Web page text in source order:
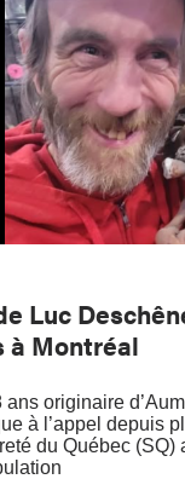
Luc
à Montréal
originaire
à l’appel depuis
du Québec (SQ)